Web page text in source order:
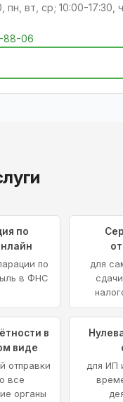
пн, вт, ср; 10:00-17:30,
88-06
по
по
в ФНС
для
в
виде
отправки
все
органы
для ИП